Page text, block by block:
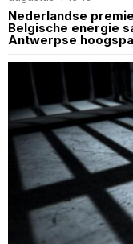
Nederlandse
Belgische energie
Antwerpse